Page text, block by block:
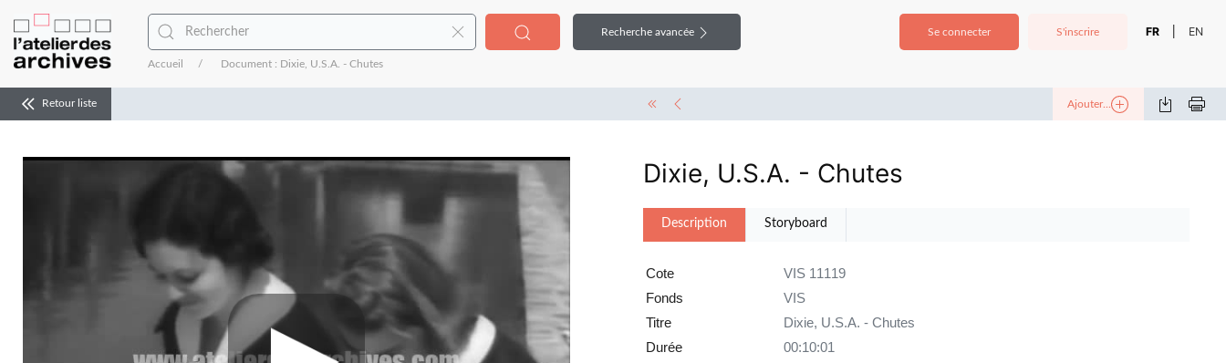
Se connecter S'inscrire FR EN
Recherche avancée
Accueil Document : Dixie, U.S.A. - Chutes
Retour liste Ajouter...
Dixie, U.S.A. - Chutes
Description Storyboard
Cote
VIS 11119
Fonds
VIS
Titre
Dixie, U.S.A. - Chutes
Durée
00:10:01